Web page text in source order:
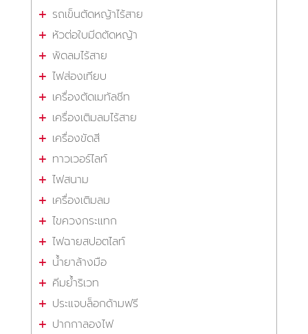
รถเข็นตัดหญ้าไร้สาย
หัวต่อใบมีดตัดหญ้า
พัดลมไร้สาย
ไฟส่องเทียบ
เครื่องตัดเมทัลชีท
เครื่องเติมลมไร้สาย
เครื่องขัดสี
ทาวเวอร์ไลท์
ไฟสนาม
เครื่องเติมลม
ไขควงกระแทก
ไฟฉายสปอตไลท์
น้ำยาล้างมือ
คีมย้ำริเวท
ประแจบล็อกด้ามฟรี
ปากกาลองไฟ